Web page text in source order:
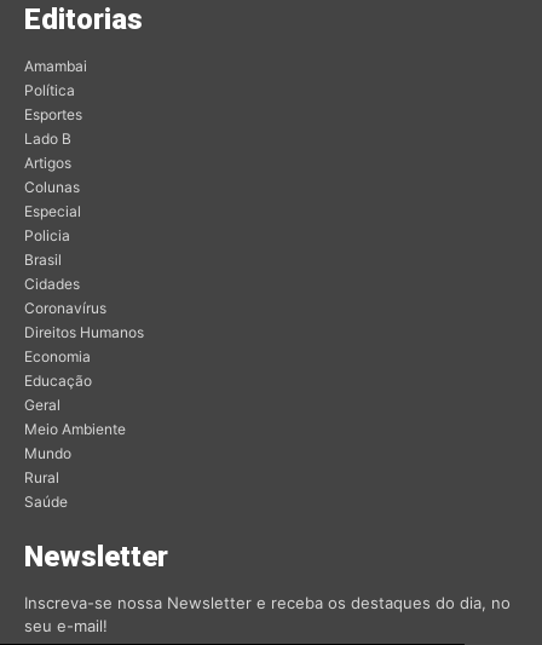
Editorias
Amambai
Política
Esportes
Lado B
Artigos
Colunas
Especial
Policia
Brasil
Cidades
Coronavírus
Direitos Humanos
Economia
Educação
Geral
Meio Ambiente
Mundo
Rural
Saúde
Newsletter
Inscreva-se nossa Newsletter e receba os destaques do dia, no
seu e-mail!